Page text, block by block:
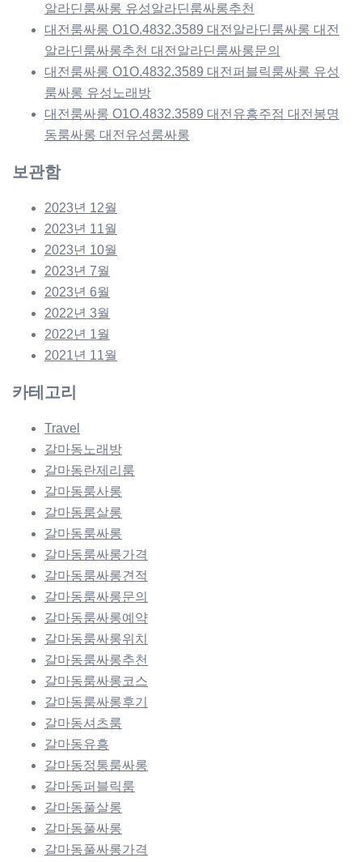
알라딘룸싸롱 유성알라딘룸싸롱추천
대전룸싸롱 O1O.4832.3589 대전알라딘룸싸롱 대전
알라딘룸싸롱추천 대전알라딘룸싸롱문의
대전룸싸롱 O1O.4832.3589 대전퍼블릭룸싸롱 유성
룸싸롱 유성노래방
대전룸싸롱 O1O.4832.3589 대전유흥주점 대전봉명
동룸싸롱 대전유성룸싸롱
보관함
2023년 12월
2023년 11월
2023년 10월
2023년 7월
2023년 6월
2022년 3월
2022년 1월
2021년 11월
카테고리
Travel
갈마동노래방
갈마동란제리룸
갈마동룸사롱
갈마동룸살롱
갈마동룸싸롱
갈마동룸싸롱가격
갈마동룸싸롱견적
갈마동룸싸롱문의
갈마동룸싸롱예약
갈마동룸싸롱위치
갈마동룸싸롱추천
갈마동룸싸롱코스
갈마동룸싸롱후기
갈마동셔츠룸
갈마동유흥
갈마동정통룸싸롱
갈마동퍼블릭룸
갈마동풀살롱
갈마동풀싸롱
갈마동풀싸롱가격